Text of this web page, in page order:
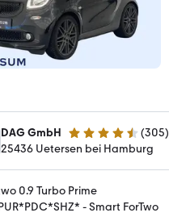
DAG GmbH 4.5 Sterne (305)
25436 Uetersen bei Hamburg